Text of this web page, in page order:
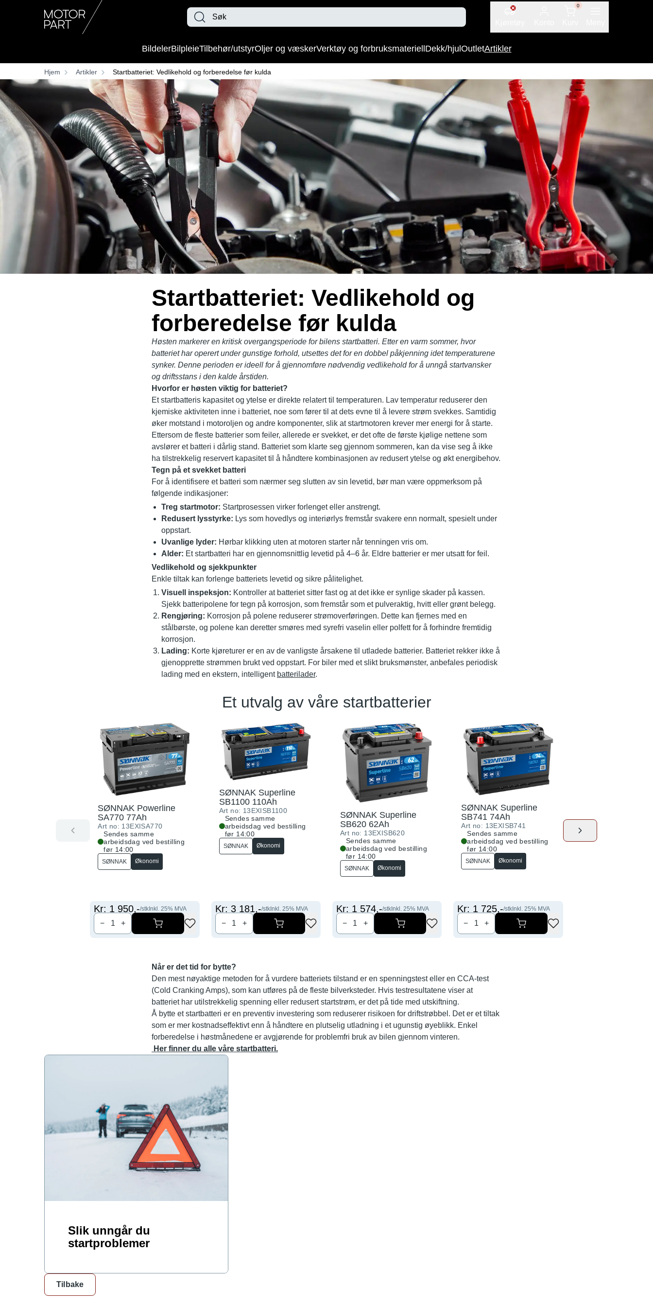
0
BildelerBilpleieTilbehør/utstyrOljer og væskerVerktøy og forbruksmateriell Dekk/hjul OutletArtikler
Hjem Artikler Startbatteriet: Vedlikehold og forberedelse før kulda
Startbatteriet: Vedlikehold og
forberedelse før kulda
Høsten markerer en kritisk overgangsperiode for bilens startbatteri. Etter en varm sommer, hvor
batteriet har operert under gunstige forhold, utsettes det for en dobbel påkjenning idet temperaturene
synker. Denne perioden er ideell for å gjennomføre nødvendig vedlikehold for å unngå startvansker
og driftsstans i den kalde årstiden.
Hvorfor er høsten viktig for batteriet?
Et startbatteris kapasitet og ytelse er direkte relatert til temperaturen. Lav temperatur reduserer den
kjemiske aktiviteten inne i batteriet, noe som fører til at dets evne til å levere strøm svekkes. Samtidig
øker motstand i motoroljen og andre komponenter, slik at startmotoren krever mer energi for å starte.
Ettersom de fleste batterier som feiler, allerede er svekket, er det ofte de første kjølige nettene som
avslører et batteri i dårlig stand. Batteriet som klarte seg gjennom sommeren, kan da vise seg å ikke
ha tilstrekkelig reservert kapasitet til å håndtere kombinasjonen av redusert ytelse og økt energibehov.
Tegn på et svekket batteri
For å identifisere et batteri som nærmer seg slutten av sin levetid, bør man være oppmerksom på
følgende indikasjoner:
Treg startmotor: Startprosessen virker forlenget eller anstrengt.
Redusert lysstyrke: Lys som hovedlys og interiørlys fremstår svakere enn normalt, spesielt under
oppstart.
Uvanlige lyder: Hørbar klikking uten at motoren starter når tenningen vris om.
Alder: Et startbatteri har en gjennomsnittlig levetid på 4–6 år. Eldre batterier er mer utsatt for feil.
Vedlikehold og sjekkpunkter
Enkle tiltak kan forlenge batteriets levetid og sikre pålitelighet.
Visuell inspeksjon: Kontroller at batteriet sitter fast og at det ikke er synlige skader på kassen.
Sjekk batteripolene for tegn på korrosjon, som fremstår som et pulveraktig, hvitt eller grønt belegg.
Rengjøring: Korrosjon på polene reduserer strømoverføringen. Dette kan fjernes med en
stålbørste, og polene kan deretter smøres med syrefri vaselin eller polfett for å forhindre fremtidig
korrosjon.
Lading: Korte kjøreturer er en av de vanligste årsakene til utladede batterier. Batteriet rekker ikke å
gjenopprette strømmen brukt ved oppstart. For biler med et slikt bruksmønster, anbefales periodisk
lading med en ekstern, intelligent batterilader.
Et utvalg av våre startbatterier
SØNNAK Powerline
SA770 77Ah
Art no: 13EXISA770
Sendes samme
arbeidsdag ved bestilling
før 14:00
SØNNAK Økonomi
Kr: 1 950,-/stk Inkl.25% MVA
− +
SØNNAK Superline
SB1100 110Ah
Art no: 13EXISB1100
Sendes samme
arbeidsdag ved bestilling
før 14:00
SØNNAK Økonomi
Kr: 3 181,-/stkInkl. 25% MVA
− +
SØNNAK Superline
SB620 62Ah
Art no: 13EXISB620
Sendes samme
arbeidsdag ved bestilling
før 14:00
SØNNAK Økonomi
Kr: 1 574,-/stkInkl. 25% MVA
− +
SØNNAK Superline
SB741 74Ah
Art no: 13EXISB741
Sendes samme
arbeidsdag ved bestilling
før 14:00
SØNNAK Økonomi
Kr: 1 725,-/stk Inkl.25% MVA
− +
62Ah
Sendes samme
Når er det tid for bytte?
Den mest nøyaktige metoden for å vurdere batteriets tilstand er en spenningstest eller en CCA-test
(Cold Cranking Amps), som kan utføres på de fleste bilverksteder. Hvis testresultatene viser at
batteriet har utilstrekkelig spenning eller redusert startstrøm, er det på tide med utskiftning.
Å bytte et startbatteri er en preventiv investering som reduserer risikoen for driftstrøbbel. Det er et tiltak
som er mer kostnadseffektivt enn å håndtere en plutselig utladning i et ugunstig øyeblikk. Enkel
forberedelse i høstmånedene er avgjørende for problemfri bruk av bilen gjennom vinteren.
Her finner du alle våre startbatteri.
Slik unngår du
startproblemer
Tilbake